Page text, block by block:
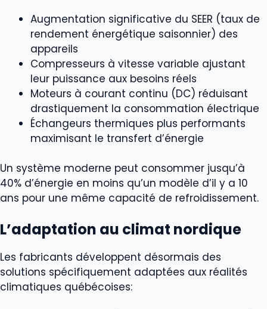
Augmentation significative du SEER (taux de
rendement énergétique saisonnier) des
appareils
Compresseurs à vitesse variable ajustant
leur puissance aux besoins réels
Moteurs à courant continu (DC) réduisant
drastiquement la consommation électrique
Échangeurs thermiques plus performants
maximisant le transfert d’énergie
Un système moderne peut consommer jusqu’à
40% d’énergie en moins qu’un modèle d’il y a 10
ans pour une même capacité de refroidissement.
L’adaptation au climat nordique
Les fabricants développent désormais des
solutions spécifiquement adaptées aux réalités
climatiques québécoises: